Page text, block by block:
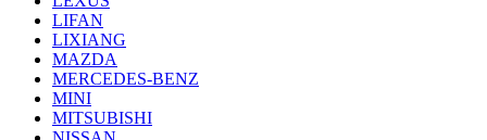
LIFAN
LIXIANG
MAZDA
MERCEDES-BENZ
MINI
MITSUBISHI